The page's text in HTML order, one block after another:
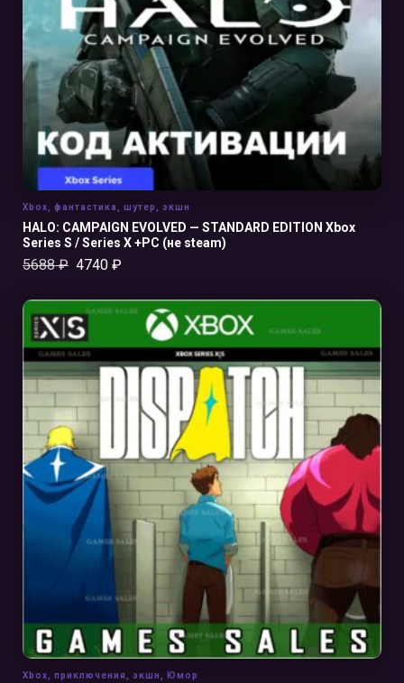
В КОРЗИНУ
HALO: CAMPAIGN EVOLVED — STANDARD EDITION Xbox
Series S / Series X +PC (не steam)
5688₽ 4740 ₽
Xbox, фантастика, шутер, экшн
В КОРЗИНУ
Xbox, приключения, экшн, Юмор